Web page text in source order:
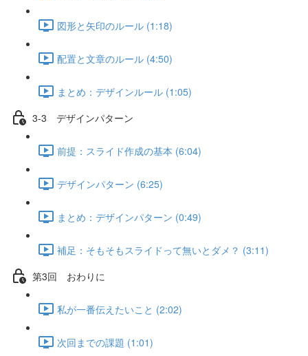
図形と矢印のルール (1:18)
配置と文章のルール (4:50)
まとめ：デザインルール (1:05)
3-3 デザインパターン
前提：スライド作成の基本 (6:04)
デザインパターン (6:25)
まとめ：デザインパターン (0:49)
補足：そもそもスライドって無いとダメ？ (3:11)
第3回 おわりに
私が一番伝えたいこと (2:02)
次回までの課題 (1:01)